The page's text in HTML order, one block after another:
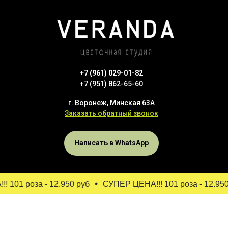
+7 (961) 029-01-82
+7 (951) 862-65-60
г. Воронеж, Минская 63А
Заказать обратный звонок
Написать в WhatsApp
роза - 12.950 руб СУПЕР ЦЕНА!!! 101 роза - 12.950